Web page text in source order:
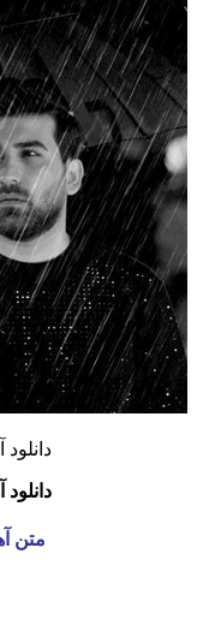
دانلود
دانلود
متن